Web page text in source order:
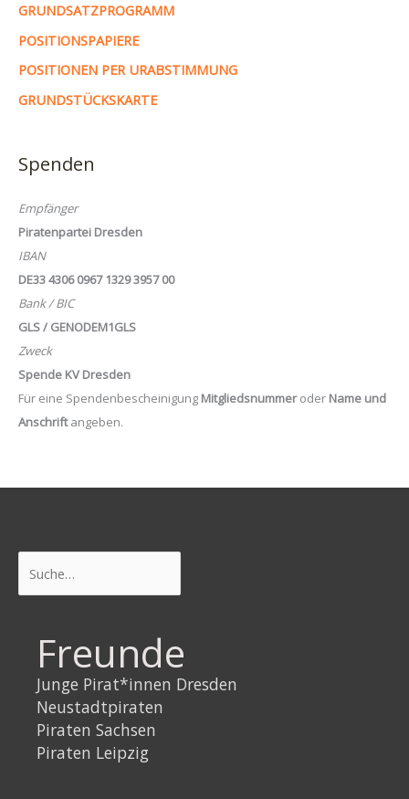
GRUNDSATZPROGRAMM
POSITIONSPAPIERE
POSITIONEN PER URABSTIMMUNG
GRUNDSTÜCKSKARTE
Spenden
Empfänger
Piratenpartei Dresden
IBAN
DE33 4306 0967 1329 3957 00
Bank / BIC
GLS / GENODEM1GLS
Zweck
Spende KV Dresden
Für eine Spendenbescheinigung Mitgliedsnummeroder Name und
Anschriftangeben.
Freunde
Junge Pirat*innen Dresden
Neustadtpiraten
Piraten Sachsen
Piraten Leipzig